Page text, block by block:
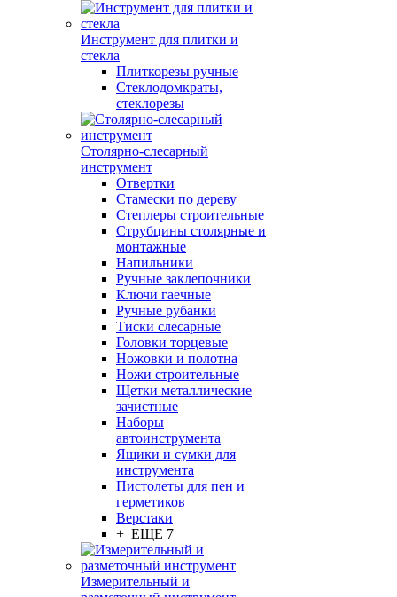
Инструмент для плитки и
стекла
Плиткорезы ручные
Стеклодомкраты,
стеклорезы
Столярно-слесарный
инструмент
Отвертки
Стамески по дереву
Степлеры строительные
Струбцины столярные и
монтажные
Напильники
Ручные заклепочники
Ключи гаечные
Ручные рубанки
Тиски слесарные
Головки торцевые
Ножовки и полотна
Ножи строительные
Щетки металлические
зачистные
Наборы
автоинструмента
Ящики и сумки для
инструмента
Пистолеты для пен и
герметиков
Верстаки
+ ЕЩЕ 7
Измерительный и